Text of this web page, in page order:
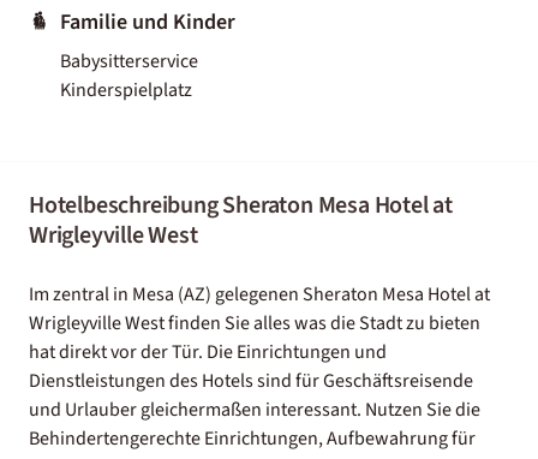
Familie und Kinder
Babysitterservice
Kinderspielplatz
Hotelbeschreibung Sheraton Mesa Hotel at
Wrigleyville West
Im zentral in Mesa (AZ) gelegenen Sheraton Mesa Hotel at
Wrigleyville West finden Sie alles was die Stadt zu bieten
hat direkt vor der Tür. Die Einrichtungen und
Dienstleistungen des Hotels sind für Geschäftsreisende
und Urlauber gleichermaßen interessant. Nutzen Sie die
Behindertengerechte Einrichtungen, Aufbewahrung für